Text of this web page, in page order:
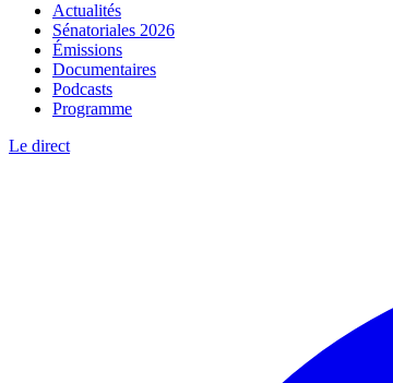
Actualités
Sénatoriales 2026
Émissions
Documentaires
Podcasts
Programme
Le direct